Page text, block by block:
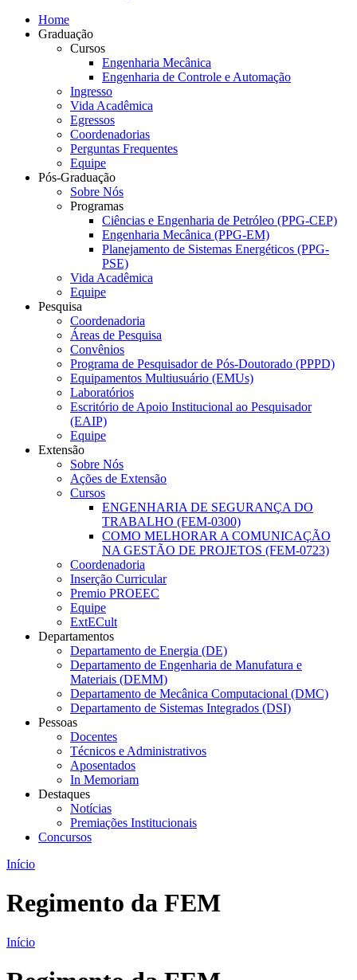
Home
Graduação
Cursos
Engenharia Mecânica
Engenharia de Controle e Automação
Ingresso
Vida Acadêmica
Egressos
Coordenadorias
Perguntas Frequentes
Equipe
Pós-Graduação
Sobre Nós
Programas
Ciências e Engenharia de Petróleo (PPG-CEP)
Engenharia Mecânica (PPG-EM)
Planejamento de Sistemas Energéticos (PPG-
PSE)
Vida Acadêmica
Equipe
Pesquisa
Coordenadoria
Áreas de Pesquisa
Convênios
Programa de Pesquisador de Pós-Doutorado (PPPD)
Equipamentos Multiusuário (EMUs)
Laboratórios
Escritório de Apoio Institucional ao Pesquisador
(EAIP)
Equipe
Extensão
Sobre Nós
Ações de Extensão
Cursos
ENGENHARIA DE SEGURANÇA DO
TRABALHO (FEM-0300)
COMO MELHORAR A COMUNICAÇÃO
NA GESTÃO DE PROJETOS (FEM-0723)
Coordenadoria
Inserção Curricular
Premio PROEEC
Equipe
ExtECult
Departamentos
Departamento de Energia (DE)
Departamento de Engenharia de Manufatura e
Materiais (DEMM)
Departamento de Mecânica Computacional (DMC)
Departamento de Sistemas Integrados (DSI)
Pessoas
Docentes
Técnicos e Administrativos
Aposentados
In Memoriam
Destaques
Notícias
Premiações Institucionais
Concursos
Início
Regimento da FEM
Início